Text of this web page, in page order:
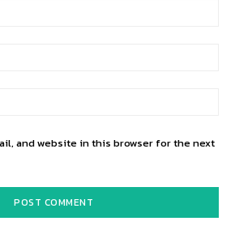
and website in this browser for the next